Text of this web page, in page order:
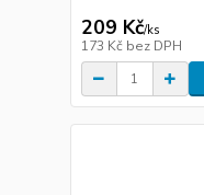
209 Kč/ks
173 Kč bez DPH